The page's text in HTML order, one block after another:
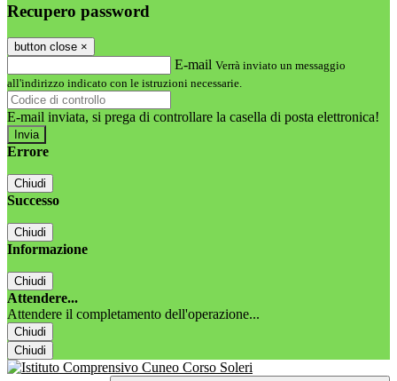
Recupero password
button close ×
E-mail Verrà inviato un messaggio
all'indirizzo indicato con le istruzioni necessarie.
E-mail inviata, si prega di controllare la casella di posta elettronica!
Errore
Chiudi
Successo
Chiudi
Informazione
Chiudi
Attendere...
Attendere il completamento dell'operazione...
Chiudi
Chiudi